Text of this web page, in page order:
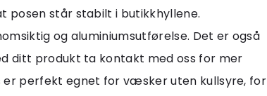
posen står stabilt i butikkhyllene.
og aluminiumsutførelse. Det er også
ditt produkt ta kontakt med oss for mer
er perfekt egnet for væsker uten kullsyre, for